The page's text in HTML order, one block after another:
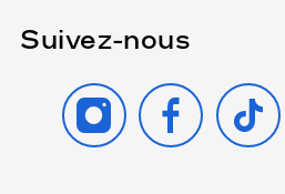
Suivez-nous
INSTAGRAMFACEBOOK
TIKTOK